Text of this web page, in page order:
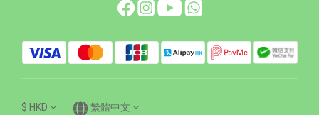
$ HKD 繁體中文